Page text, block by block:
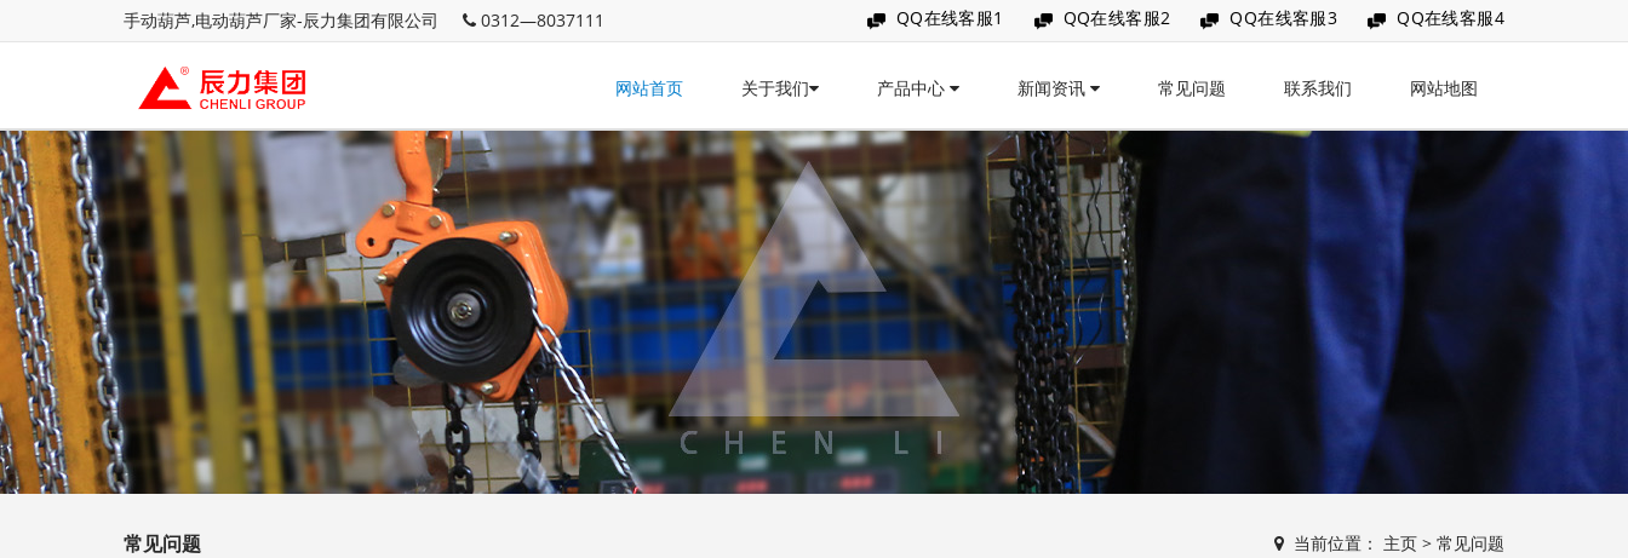
手动葫芦,电动葫芦厂家-辰力集团有限公司 0312—8037111 QQ在线客服1 QQ在线客服2 QQ在线客服3 QQ在线客服4
网站首页 关于我们 产品中心 新闻资讯 常见问题 联系我们 网站地图
常见问题 当前位置： 主页 > 常见问题